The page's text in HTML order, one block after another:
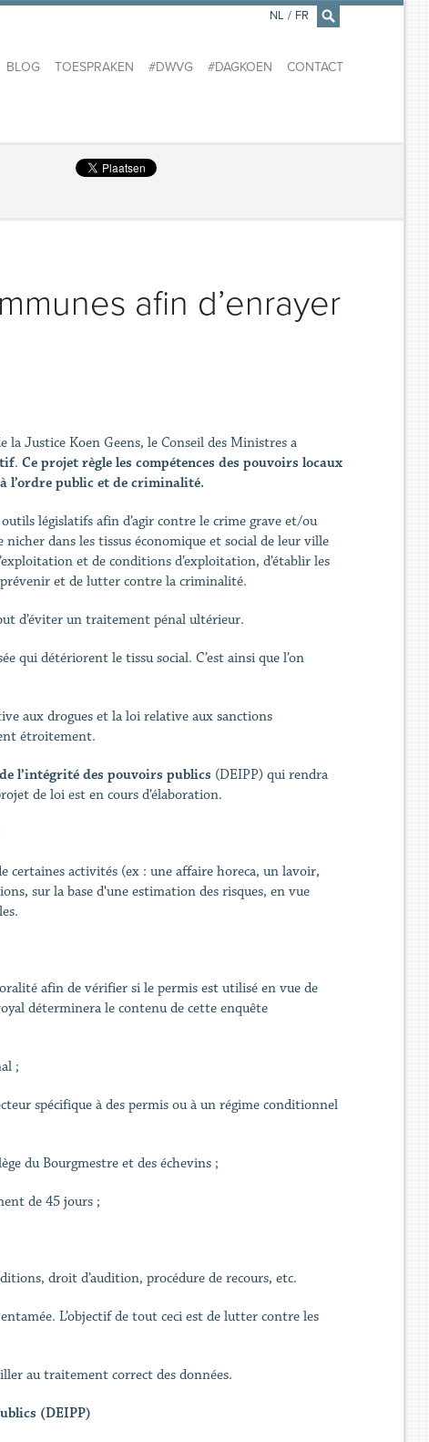
×
BLOG TOESPRAKEN #DWVG #DAGKOEN CONTACT
NL / FR
afin d’enrayer
Justice Koen Geens, le Conseil des Ministres a
. Ce projet règle les compétences des pouvoirs locaux
l’ordre public et de criminalité.
législatifs afin d’agir contre le crime grave et/ou
dans les tissus économique et social de leur ville
et de conditions d’exploitation, d’établir les
prévenir et de lutter contre la criminalité.
d’éviter un traitement pénal ultérieur.
qui détériorent le tissu social. C’est ainsi que l’on
aux drogues et la loi relative aux sanctions
étroitement.
l’intégrité des pouvoirs publics (DEIPP) qui rendra
de loi est en cours d’élaboration.
certaines activités (ex : une affaire horeca, un lavoir,
sur la base d'une estimation des risques, en vue
afin de vérifier si le permis est utilisé en vue de
déterminera le contenu de cette enquête
;
spécifique à des permis ou à un régime conditionnel
du Bourgmestre et des échevins ;
de 45 jours ;
droit d’audition, procédure de recours, etc.
L’objectif de tout ceci est de lutter contre les
au traitement correct des données.
(DEIPP)